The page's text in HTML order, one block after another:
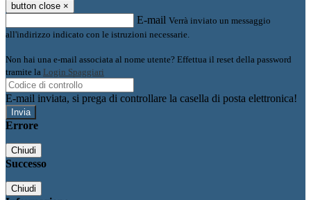
button close ×
E-mail Verrà inviato un messaggio
all'indirizzo indicato con le istruzioni necessarie.
Non hai una e-mail associata al nome utente? Effettua il reset della password
tramite la Login Spaggiari
E-mail inviata, si prega di controllare la casella di posta elettronica!
Errore
Chiudi
Successo
Chiudi